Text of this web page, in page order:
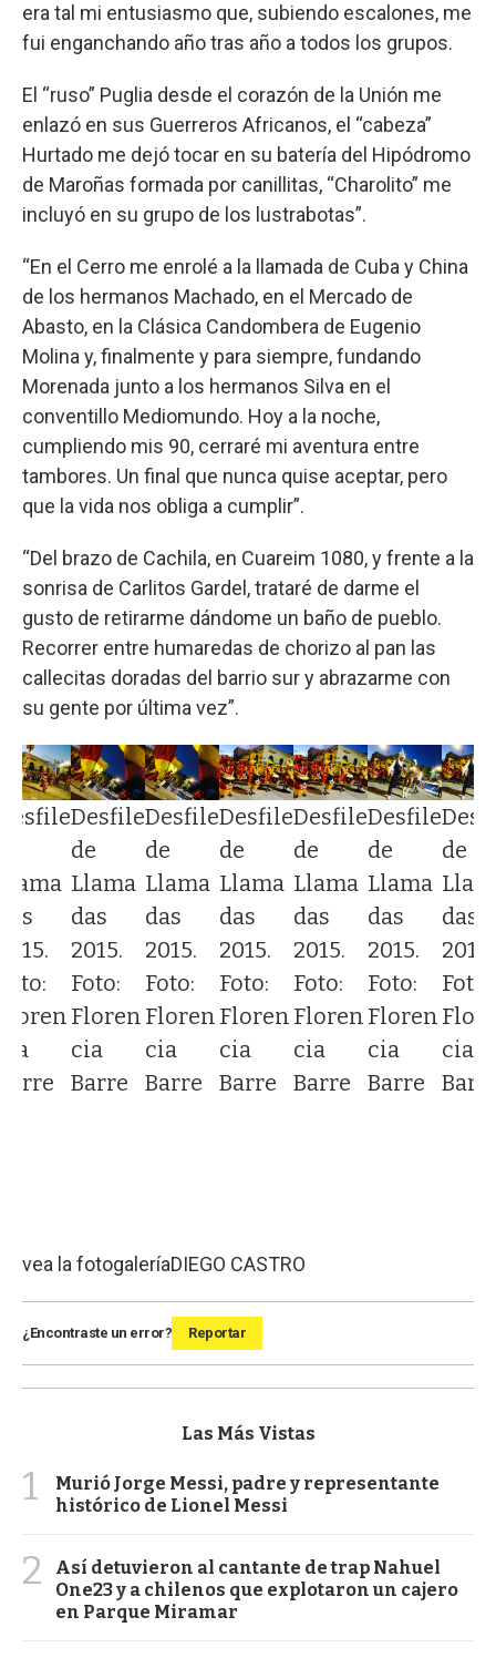
era tal mi entusiasmo que, subiendo escalones, me
fui enganchando año tras año a todos los grupos.
El “ruso” Puglia desde el corazón de la Unión me
enlazó en sus Guerreros Africanos, el “cabeza”
Hurtado me dejó tocar en su batería del Hipódromo
de Maroñas formada por canillitas, “Charolito” me
incluyó en su grupo de los lustrabotas”.
“En el Cerro me enrolé a la llamada de Cuba y China
de los hermanos Machado, en el Mercado de
Abasto, en la Clásica Candombera de Eugenio
Molina y, finalmente y para siempre, fundando
Morenada junto a los hermanos Silva en el
conventillo Mediomundo. Hoy a la noche,
cumpliendo mis 90, cerraré mi aventura entre
tambores. Un final que nunca quise aceptar, pero
que la vida nos obliga a cumplir”.
“Del brazo de Cachila, en Cuareim 1080, y frente a la
sonrisa de Carlitos Gardel, trataré de darme el
gusto de retirarme dándome un baño de pueblo.
Recorrer entre humaredas de chorizo al pan las
callecitas doradas del barrio sur y abrazarme con
su gente por última vez”.
Desfile
de
Llama
das
2015.
Foto:
Floren
cia
Barre
Desfile
de
Llama
das
2015.
Foto:
Floren
cia
Barre
Desfile
de
Llama
das
2015.
Foto:
Floren
cia
Barre
Desfile
de
Llama
das
2015.
Foto:
Floren
cia
Barre
Desfile
de
Llama
das
2015.
Foto:
Floren
cia
Barre
de
das
2015.
Foto:
cia
vea la fotogaleríaDIEGO CASTRO
¿Encontraste un error? Reportar
Las Más Vistas
1
Murió Jorge Messi, padre y representante
histórico de Lionel Messi
2
Así detuvieron al cantante de trap Nahuel
One23 y a chilenos que explotaron un cajero
en Parque Miramar